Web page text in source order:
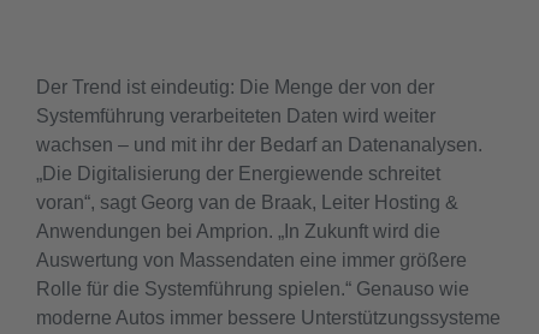
Der Trend ist eindeutig: Die Menge der von der
Systemführung verarbeiteten Daten wird weiter
wachsen – und mit ihr der Bedarf an Datenanalysen.
„Die Digitalisierung der Energiewende schreitet
voran“, sagt Georg van de Braak, Leiter Hosting &
Anwendungen bei Amprion. „In Zukunft wird die
Auswertung von Massendaten eine immer größere
Rolle für die Systemführung spielen.“ Genauso wie
moderne Autos immer bessere Unterstützungssysteme